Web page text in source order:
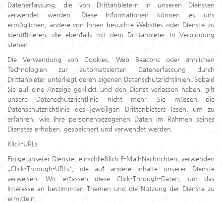
Datenerfassung, die von Drittanbietern in unseren Diensten
verwendet werden. Diese Informationen können es uns
ermöglichen, andere von Ihnen besuchte Websites oder Dienste zu
identifizieren, die ebenfalls mit dem Drittanbieter in Verbindung
stehen.
Die Verwendung von Cookies, Web Beacons oder ähnlichen
Technologien zur automatisierten Datenerfassung durch
Drittanbieter unterliegt deren eigenen Datenschutzrichtlinien. Sobald
Sie auf eine Anzeige geklickt und den Dienst verlassen haben, gilt
unsere Datenschutzrichtlinie nicht mehr. Sie müssen die
Datenschutzrichtlinie des jeweiligen Drittanbieters lesen, um zu
erfahren, wie Ihre personenbezogenen Daten im Rahmen seines
Dienstes erhoben, gespeichert und verwendet werden.
Klick-URLs
Einige unserer Dienste, einschließlich E-Mail-Nachrichten, verwenden
„Click-Through-URLs“, die auf andere Inhalte unserer Dienste
verweisen. Wir erfassen diese Click-Through-Daten, um das
Interesse an bestimmten Themen und die Nutzung der Dienste zu
ermitteln.